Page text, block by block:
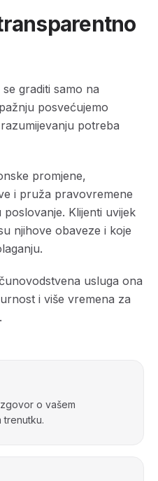
graditi samo na
posvećujemo
potreba
promjene,
i pruža pravovremene
Klijenti uvijek
njihove obaveze i koje
usluga ona
i više vremena za
o vašem
trenutku.